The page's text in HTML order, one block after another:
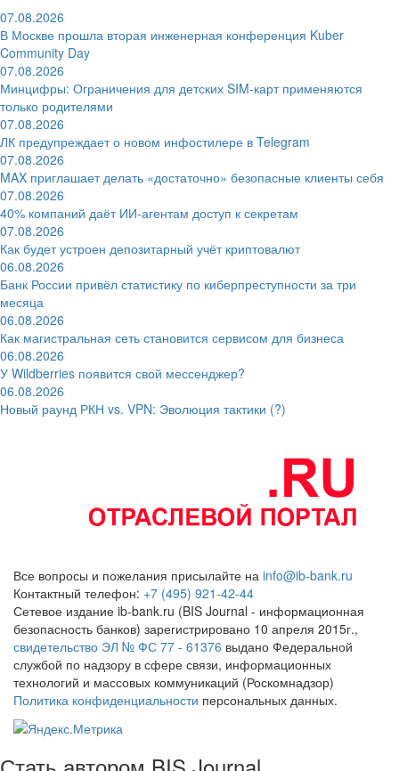
07.08.2026
В Москве прошла вторая инженерная конференция Kuber
Community Day
07.08.2026
Минцифры: Ограничения для детских SIM-карт применяются
только родителями
07.08.2026
ЛК предупреждает о новом инфостилере в Telegram
07.08.2026
MAX приглашает делать «достаточно» безопасные клиенты себя
07.08.2026
40% компаний даёт ИИ‑агентам доступ к секретам
07.08.2026
Как будет устроен депозитарный учёт криптовалют
06.08.2026
Банк России привёл статистику по киберпреступности за три
месяца
06.08.2026
Как магистральная сеть становится сервисом для бизнеса
06.08.2026
У Wildberries появится свой мессенджер?
06.08.2026
Новый раунд РКН vs. VPN: Эволюция тактики (?)
Все вопросы и пожелания присылайте на info@ib-bank.ru
Контактный телефон: +7 (495) 921-42-44
Сетевое издание ib-bank.ru (BIS Journal - информационная
безопасность банков) зарегистрировано 10 апреля 2015г.,
свидетельство ЭЛ № ФС 77 - 61376 выдано Федеральной
службой по надзору в сфере связи, информационных
технологий и массовых коммуникаций (Роскомнадзор)
Политика конфиденциальности персональных данных.